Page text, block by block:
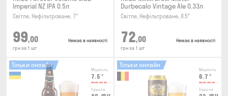
Imperial NZ IPA 0.5л
Світле, Нефільтроване, 7°
99,00
грн за 1 шт
Немає в наявності
Durbecalo Vintage Ale 0.33л
Світле, Нефільтроване, 8.5°
72,00
грн за 1 шт
Немає в наявності
Міцність
7.5 °
Гіркота
Тільки онлайн
Міцність
6.7 °
Гіркота
Тільки онлайн